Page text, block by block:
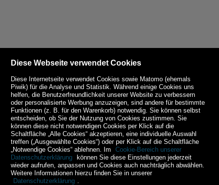
Diese Webseite verwendet Cookies
Diese Internetseite verwendet Cookies sowie Matomo (ehemals
Piwik) für die Analyse und Statistik. Während einige Cookies uns
helfen, die Benutzerfreundlichkeit unserer Website zu verbessern
oder personalisierte Werbung anzuzeigen, sind andere für bestimmte
Funktionen (z. B. für den Warenkorb) notwendig. Sie können selbst
entscheiden, ob Sie der Nutzung von Cookies zustimmen. Sie
können diese nicht notwendigen Cookies per Klick auf die
Schaltfläche „Alle Cookies“ akzeptieren, eine individuelle Auswahl
treffen („Ausgewählte Cookies“) oder per Klick auf die Schaltfläche
„Notwendige Cookies“ ablehnen. Im
Cookie-Bereich unserer
Datenschutzerklärung können Sie diese Einstellungen jederzeit
wieder aufrufen, anpassen und Cookies auch nachträglich abwählen.
Weitere Informationen hierzu finden Sie in unserer
Datenschutzerklärung